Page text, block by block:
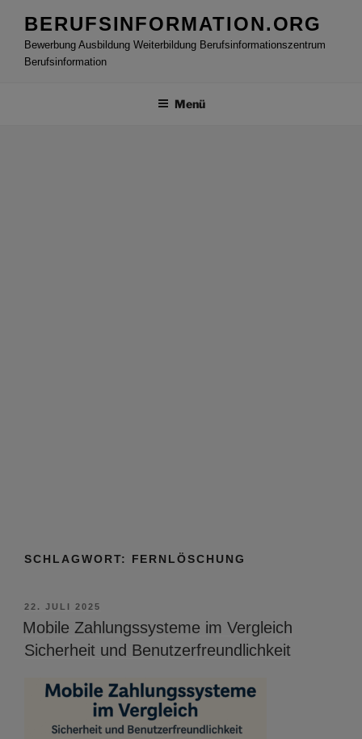
Inhalt
springen
BERUFSINFORMATION.ORG
Bewerbung Ausbildung Weiterbildung Berufsinformationszentrum
Berufsinformation
Menü
SCHLAGWORT: FERNLÖSCHUNG
VERÖFFENTLICHT
AM
22. JULI 2025
Mobile Zahlungssysteme im Vergleich
Sicherheit und Benutzerfreundlichkeit